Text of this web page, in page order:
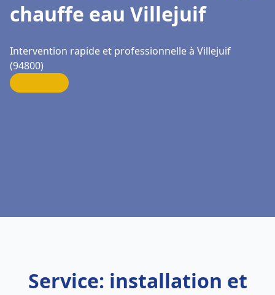
chauffe eau Villejuif
Intervention rapide et professionnelle à Villejuif
(94800)
Service: installation et